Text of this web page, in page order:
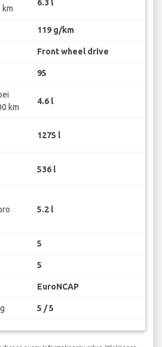
6.3 l
119 g/km
Front wheel drive
95
km
4.6 l
1275 l
536 l
5.2 l
5
5
EuroNCAP
5 / 5